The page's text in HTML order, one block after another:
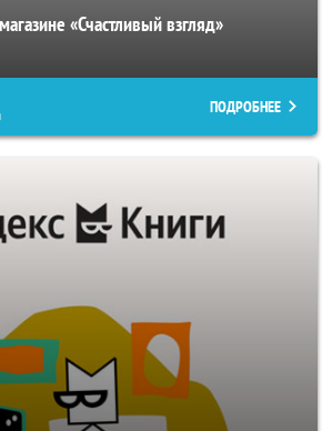
«Счастливый взгляд»
ПОДРОБНЕЕ